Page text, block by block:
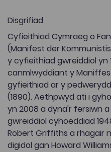
Disgrifiad
Cyfieithiad Cymraeg o
(Manifest der
y cyfieithiad gwreiddiol yn
canmlwyddiant y
gyfieithiad ar y
(1890). Aethpwyd ati i
yn 2008 a dyna'r fersiwn
gwreiddiol cyhoeddiad
Robert Griffiths a rhagair
digidol gan Howard